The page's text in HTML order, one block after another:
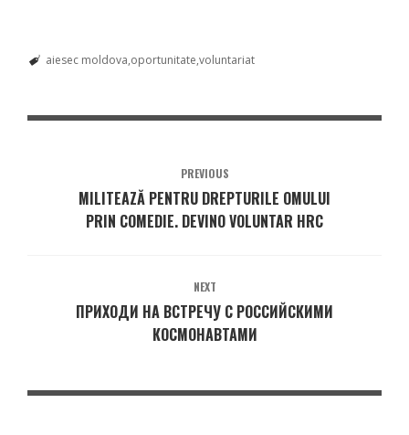
aiesec moldova oportunitate voluntariat
PREVIOUS
MILITEAZĂ PENTRU DREPTURILE OMULUI
PRIN COMEDIE. DEVINO VOLUNTAR HRC
NEXT
ПРИХОДИ НА ВСТРЕЧУ С РОССИЙСКИМИ
КОСМОНАВТАМИ